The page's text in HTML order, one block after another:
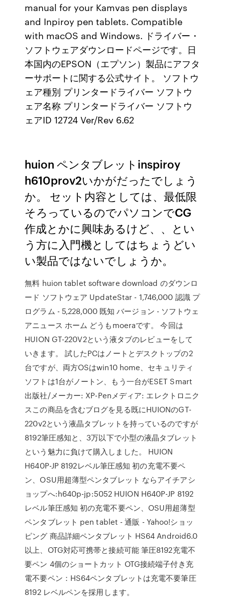
manual for your Kamvas pen displays
and Inpiroy pen tablets. Compatible
with macOS and Windows. ドライバー・
ソフトウェアダウンロードページです。日
本国内のEPSON（エプソン）製品にアフタ
ーサポートに関する公式サイト。 ソフトウ
ェア種別 プリンタードライバー ソフトウ
ェア名称 プリンタードライバー ソフトウ
ェアID 12724 Ver/Rev 6.62
huion ペンタブレットinspiroy
h610prov2いかがだったでしょう
か。 セット内容としては、最低限
そろっているのでパソコンでCG
作成とかに興味あるけど、、とい
う方に入門機としてはちょうどい
い製品ではないでしょうか。
無料 huion tablet software download のダウンロ
ード ソフトウェア UpdateStar - 1,746,000 認識 プ
ログラム - 5,228,000 既知 バージョン - ソフトウェ
アニュース ホーム どうもmoeraです。 今回は
HUION GT-220V2という液タブのレビューをして
いきます。 試したPCはノートとデスクトップの2
台ですが、両方OSはwin10 home、セキュリティ
ソフトは1台がノートン、もう一台がESET Smart
出版社/メーカー: XP-Penメディア: エレクトロニク
スこの商品を含むブログを見る既にHUIONのGT-
220v2という液晶タブレットを持っているのですが
8192筆圧感知と、3万以下で小型の液晶タブレット
という魅力に負けて購入しました。 HUION
H640P-JP 8192レベル筆圧感知 初の充電不要ペ
ン、OSU用超薄型ペンタブレット ならアイチアシ
ョップへ:h640p-jp:5052 HUION H640P-JP 8192
レベル筆圧感知 初の充電不要ペン、OSU用超薄型
ペンタブレット pen tablet - 通販 - Yahoo!ショッ
ピング 商品詳細ペンタブレット HS64 Android6.0
以上、OTG対応可携帯と接続可能 筆圧8192充電不
要ペン 4個のショートカット OTG接続端子付き充
電不要ペン：HS64ペンタブレットは充電不要筆圧
8192 レベルペンを採用します。